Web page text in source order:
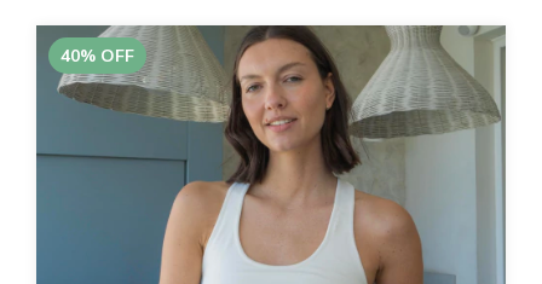
40% OFF